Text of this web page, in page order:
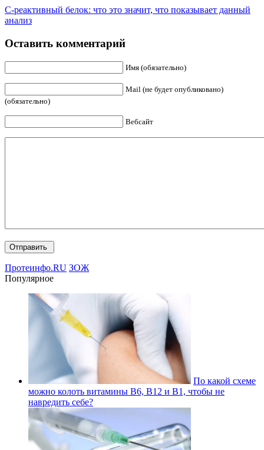
С-реактивный белок: что это значит, что показывает данный
анализ
Оставить комментарий
Имя (обязательно)
Mail (не будет опубликовано)
(обязательно)
Вебсайт
Протеинфо.RU ЗОЖ
Популярное
По какой схеме
можно колоть витамины В6, В12 и В1, чтобы не
навредить себе?